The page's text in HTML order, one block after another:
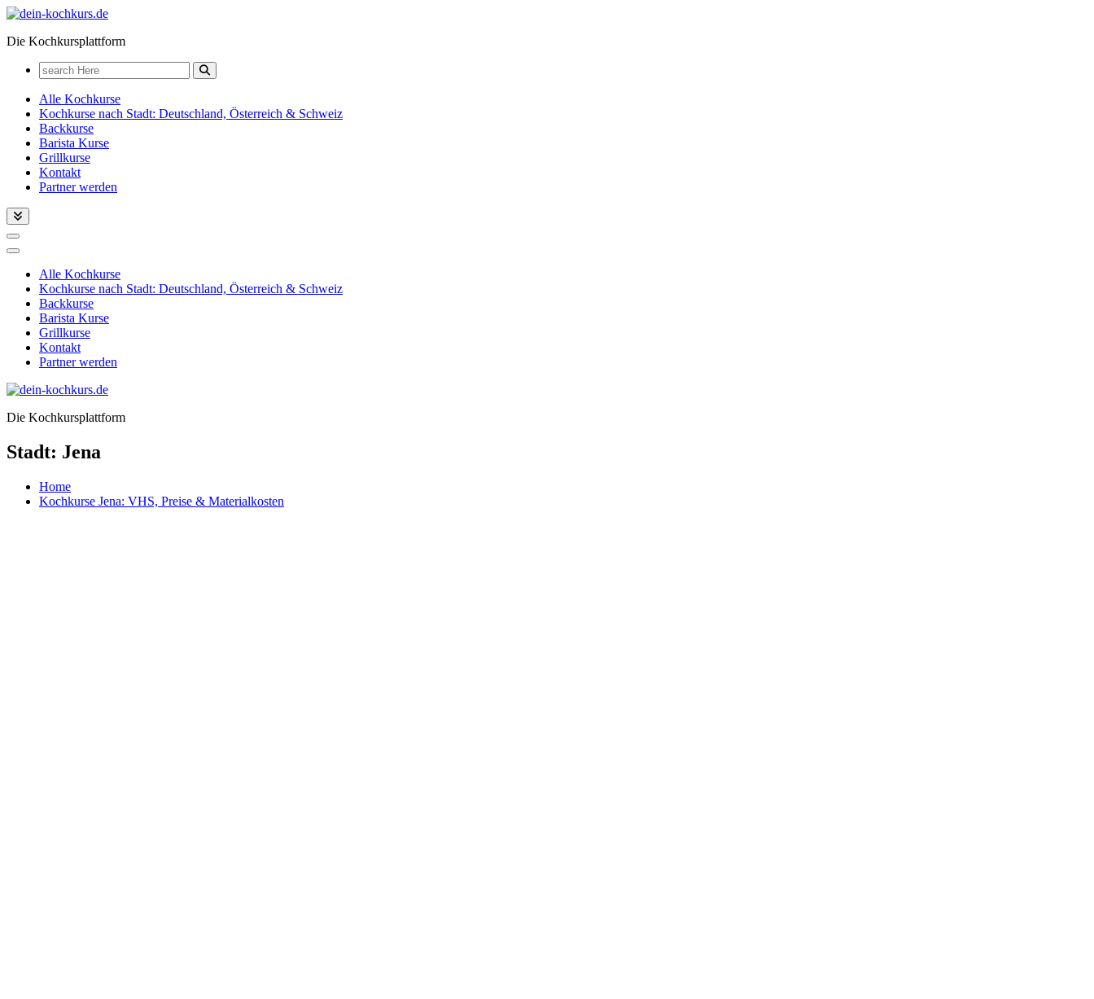
Zum
springen
Die Kochkursplattform
Search
for:
Alle Kochkurse
Kochkurse nach Stadt: Deutschland, Österreich & Schweiz
Backkurse
Barista Kurse
Grillkurse
Kontakt
Partner werden
Alle Kochkurse
Kochkurse nach Stadt: Deutschland, Österreich & Schweiz
Backkurse
Barista Kurse
Grillkurse
Kontakt
Partner werden
Die Kochkursplattform
Stadt: Jena
Home
Kochkurse Jena: VHS, Preise & Materialkosten